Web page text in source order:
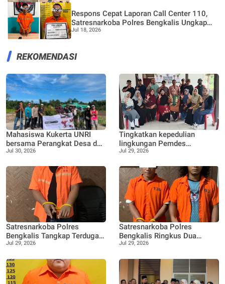
Respons Cepat Laporan Call Center 110,
Satresnarkoba Polres Bengkalis Ungkap
Kasus Peredaran Sabu di Mandau
Jul 18, 2026
REKOMENDASI
Mahasiswa Kukerta UNRI
bersama Perangkat Desa dan
Bhabinkamtibmas
bibit Tanaman Pucuk Merah
dan Tanaman buah Jeruk
Jul 30, 2026
Tingkatkan kepedulian
lingkungan Pemdes
Pangkalan Nyirih gelar
Jul 29, 2026
Satresnarkoba Polres
Bengkalis Tangkap Terduga
Pengedar Sabu di Bantan,
Pencegahan Pemberantasan
Peredaran Gelap Narkotika
Jul 29, 2026
Satresnarkoba Polres
Bengkalis Ringkus Dua
Terduga Pengedar Sabu Saat
Jul 29, 2026